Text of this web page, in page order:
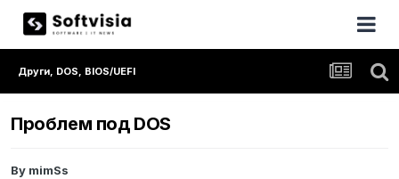
Други, DOS, BIOS/UEFI
Проблем под DOS
By mimSs